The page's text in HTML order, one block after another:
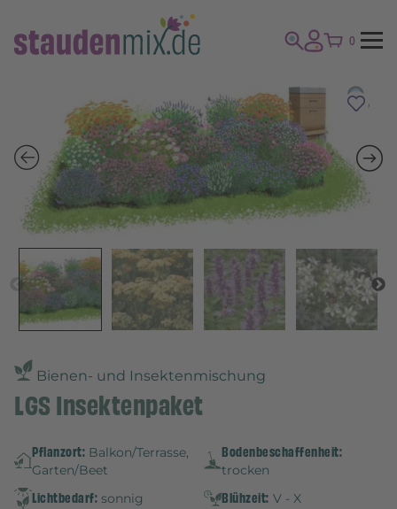
0
Bienen- und Insektenmischung
LGS Insektenpaket
Pflanzort: Balkon/Terrasse,
Garten/Beet
Bodenbeschaffenheit:
trocken
Lichtbedarf: sonnig Blühzeit: V - X